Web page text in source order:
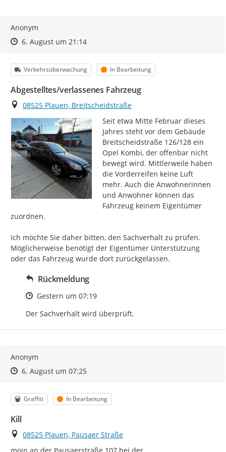
Anonym
Zeitpunkt des Erstellens
Zeitpunkt des Erstellens
6. August um 21:14Zur Äußerung
Kategorie
Verkehrsüberwachung Status
In Bearbeitung
Abgestelltes/verlassenes Fahrzeug
Ort
08525 Plauen, Breitscheidstraße
Seit etwa Mitte Februar dieses
Jahres steht vor dem Gebäude
Breitscheidstraße 126/128 ein
Opel Kombi, der offenbar nicht
bewegt wird. Mittlerweile haben
die Vorderreifen keine Luft
mehr. Auch die Anwohnerinnen
und Anwohner können das
Fahrzeug keinem Eigentümer
zuordnen.
Ich möchte Sie daher bitten, den Sachverhalt zu prüfen.
Möglicherweise benötigt der Eigentümer Unterstützung
oder das Fahrzeug wurde dort zurückgelassen.
Rückmeldung
Zeitpunkt des Erstellens
Gestern um 07:19
Der Sachverhalt wird überprüft.
Anonym
Zeitpunkt des Erstellens
Zeitpunkt des Erstellens
6. August um 07:25Zur Äußerung
Kategorie
Graffiti Status
In Bearbeitung
Kill
Ort
08525 Plauen, Pausaer Straße